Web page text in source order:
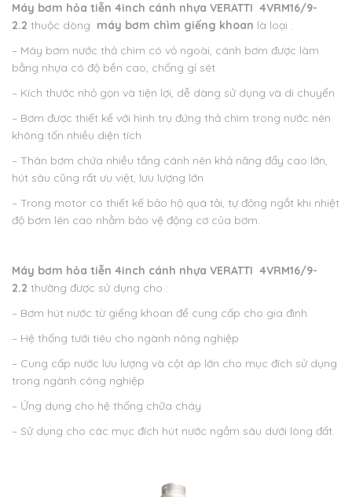
Máy bơm hỏa tiễn 4inch cánh nhựa VERATTI 4VRM16/9-
2.2 thuộc dòng máy bơm chìm giếng khoan là loại :
– Máy bơm nước thả chìm có vỏ ngoài, cánh bơm được làm
bằng nhựa có độ bền cao, chống gỉ sét
– Kích thước nhỏ gọn và tiện lợi, dễ dàng sử dụng và di chuyển
– Bơm được thiết kế với hình trụ đứng thả chìm trong nước nên
không tốn nhiều diện tích
– Thân bơm chứa nhiều tầng cánh nên khả năng đẩy cao lớn,
hút sâu cũng rất ưu việt, lưu lượng lớn
– Trong motor có thiết kế bảo hộ quá tải, tự động ngắt khi nhiệt
độ bơm lên cao nhằm bảo vệ động cơ của bơm.
Máy bơm hỏa tiễn 4inch cánh nhựa VERATTI 4VRM16/9-
2.2 thường được sử dụng cho :
– Bơm hút nước từ giếng khoan để cung cấp cho gia đình
– Hệ thống tưới tiêu cho ngành nông nghiệp
– Cung cấp nước lưu lượng và cột áp lớn cho mục đích sử dụng
trong ngành công nghiệp
– Ứng dụng cho hệ thống chữa cháy
– Sử dụng cho các mục đích hút nước ngầm sâu dưới lòng đất.